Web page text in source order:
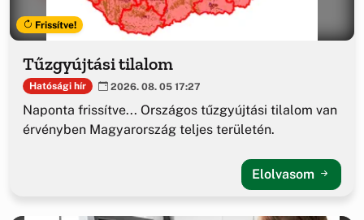
Frissítve!
Tűzgyújtási tilalom
Hatósági hír 2026. 08. 05 17:27
Naponta frissítve... Országos tűzgyújtási tilalom van
érvényben Magyarország teljes területén.
Elolvasom